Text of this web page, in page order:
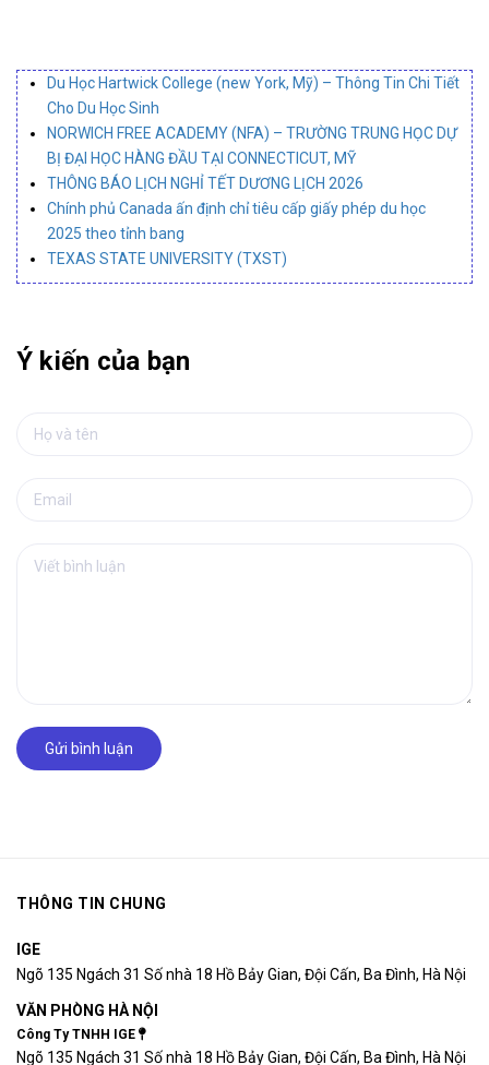
Du Học Hartwick College (new York, Mỹ) – Thông Tin Chi Tiết
Cho Du Học Sinh
NORWICH FREE ACADEMY (NFA) – TRƯỜNG TRUNG HỌC DỰ
BỊ ĐẠI HỌC HÀNG ĐẦU TẠI CONNECTICUT, MỸ
THÔNG BÁO LỊCH NGHỈ TẾT DƯƠNG LỊCH 2026
Chính phủ Canada ấn định chỉ tiêu cấp giấy phép du học
2025 theo tỉnh bang
TEXAS STATE UNIVERSITY (TXST)
Ý kiến của bạn
Gửi bình luận
THÔNG TIN CHUNG
IGE
Ngõ 135 Ngách 31 Số nhà 18 Hồ Bảy Gian, Đội Cấn, Ba Đình, Hà Nội
VĂN PHÒNG HÀ NỘI
Công Ty TNHH IGE
Ngõ 135 Ngách 31 Số nhà 18 Hồ Bảy Gian, Đội Cấn, Ba Đình, Hà Nội